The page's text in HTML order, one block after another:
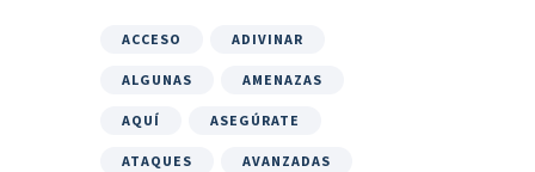
ACCESO ADIVINAR
ALGUNAS AMENAZAS
AQUÍ ASEGÚRATE
ATAQUES AVANZADAS